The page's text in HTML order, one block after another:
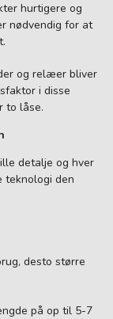
hurtigere og
nødvendig for at
og relæer bliver
i disse
to låse.
detalje og hver
teknologi den
desto større
på op til 5-7